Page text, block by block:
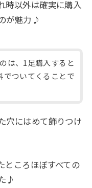
時以外は確実に購入
が魅力♪
は、1足購入すると
でついてくることで
穴にはめて飾りつけ
ところほぼすべての
♪